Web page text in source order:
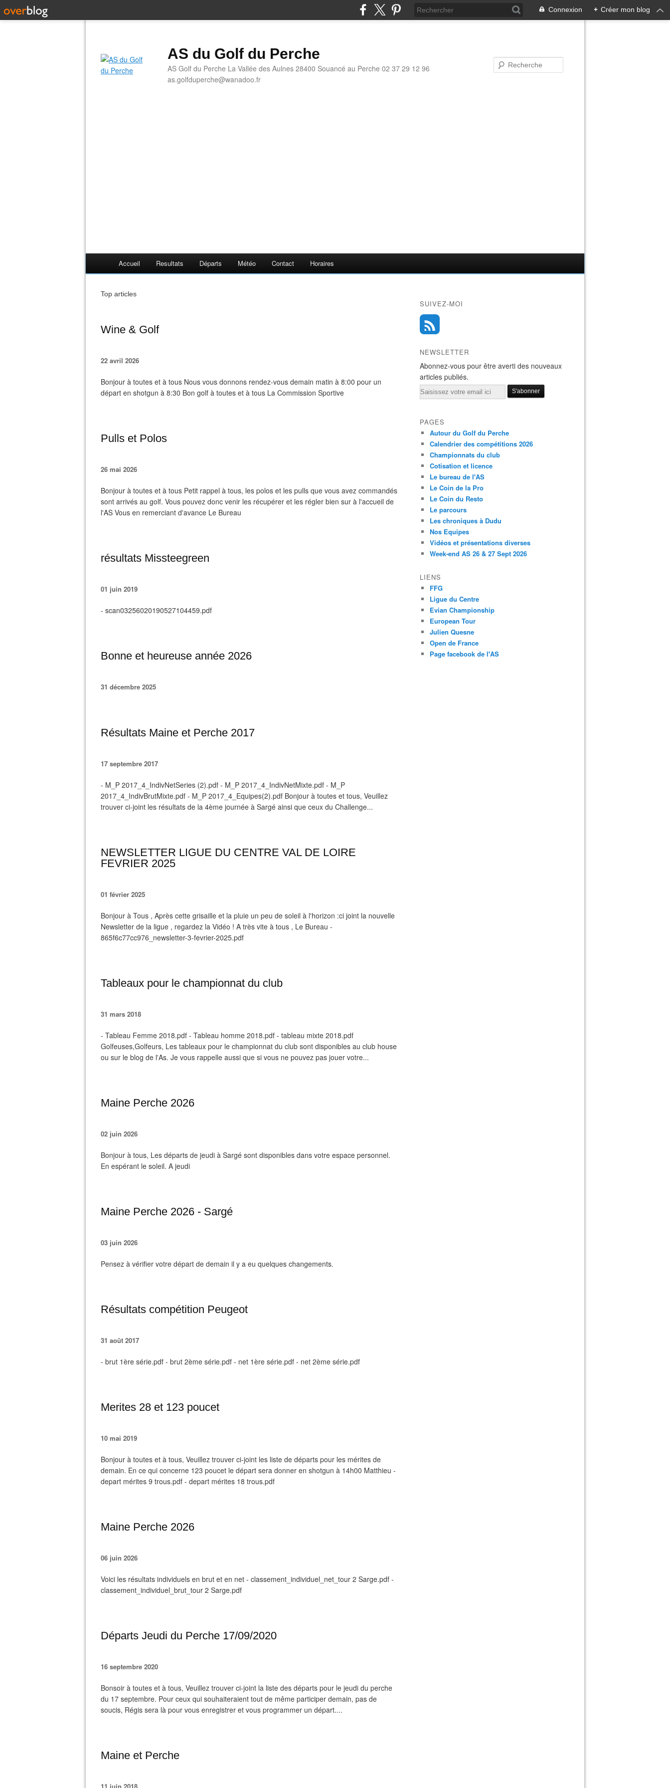
Connexion + Créer mon blog
AS du Golf du Perche
AS Golf du Perche La Vallée des Aulnes 28400 Souancé au Perche 02 37 29 12 96
as.golfduperche@wanadoo.fr
Accueil Resultats Départs Météo Contact Horaires
Top articles
Wine & Golf
22 avril 2026
Bonjour à toutes et à tous Nous vous donnons rendez-vous demain matin à 8:00 pour un
départ en shotgun à 8:30 Bon golf à toutes et à tous La Commission Sportive
Pulls et Polos
26 mai 2026
Bonjour à toutes et à tous Petit rappel à tous, les polos et les pulls que vous avez commandés
sont arrivés au golf. Vous pouvez donc venir les récupérer et les régler bien sur à l'accueil de
l'AS Vous en remerciant d'avance Le Bureau
résultats Missteegreen
01 juin 2019
- scan03256020190527104459.pdf
Bonne et heureuse année 2026
31 décembre 2025
Résultats Maine et Perche 2017
17 septembre 2017
- M_P 2017_4_IndivNetSeries (2).pdf - M_P 2017_4_IndivNetMixte.pdf - M_P
2017_4_IndivBrutMixte.pdf - M_P 2017_4_Equipes(2).pdf Bonjour à toutes et tous, Veuillez
trouver ci-joint les résultats de la 4ème journée à Sargé ainsi que ceux du Challenge...
NEWSLETTER LIGUE DU CENTRE VAL DE LOIRE
FEVRIER 2025
01 février 2025
Bonjour à Tous , Après cette grisaille et la pluie un peu de soleil à l'horizon :ci joint la nouvelle
Newsletter de la ligue , regardez la Vidéo ! A très vite à tous , Le Bureau -
865f6c77cc976_newsletter-3-fevrier-2025.pdf
Tableaux pour le championnat du club
31 mars 2018
- Tableau Femme 2018.pdf - Tableau homme 2018.pdf - tableau mixte 2018.pdf
Golfeuses,Golfeurs, Les tableaux pour le championnat du club sont disponibles au club house
ou sur le blog de l'As. Je vous rappelle aussi que si vous ne pouvez pas jouer votre...
Maine Perche 2026
02 juin 2026
Bonjour à tous, Les départs de jeudi à Sargé sont disponibles dans votre espace personnel.
En espérant le soleil. A jeudi
Maine Perche 2026 - Sargé
03 juin 2026
Pensez à vérifier votre départ de demain il y a eu quelques changements.
Résultats compétition Peugeot
31 août 2017
- brut 1ère série.pdf - brut 2ème série.pdf - net 1ère série.pdf - net 2ème série.pdf
Merites 28 et 123 poucet
10 mai 2019
Bonjour à toutes et à tous, Veuillez trouver ci-joint les liste de départs pour les mérites de
demain. En ce qui concerne 123 poucet le départ sera donner en shotgun à 14h00 Matthieu -
depart mérites 9 trous.pdf - depart mérites 18 trous.pdf
Maine Perche 2026
06 juin 2026
Voici les résultats individuels en brut et en net - classement_individuel_net_tour 2 Sarge.pdf -
classement_individuel_brut_tour 2 Sarge.pdf
Départs Jeudi du Perche 17/09/2020
16 septembre 2020
Bonsoir à toutes et à tous, Veuillez trouver ci-joint la liste des départs pour le jeudi du perche
du 17 septembre. Pour ceux qui souhaiteraient tout de même participer demain, pas de
soucis, Régis sera là pour vous enregistrer et vous programmer un départ....
Maine et Perche
SUIVEZ-MOI
NEWSLETTER
Abonnez-vous pour être averti des nouveaux
articles publiés.
Email
PAGES
Autour du Golf du Perche
Calendrier des compétitions 2026
Championnats du club
Cotisation et licence
Le bureau de l'AS
Le Coin de la Pro
Le Coin du Resto
Le parcours
Les chroniques à Dudu
Nos Equipes
Vidéos et présentations diverses
Week-end AS 26 & 27 Sept 2026
LIENS
FFG
Ligue du Centre
Evian Championship
European Tour
Julien Quesne
Open de France
Page facebook de l'AS